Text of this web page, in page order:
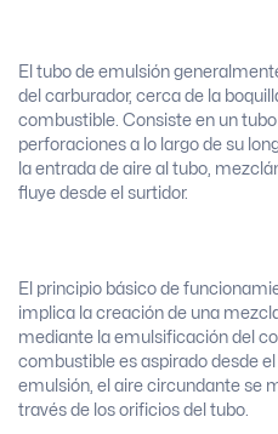
El tubo de emulsión
del carburador, cerca de la
combustible. Consiste en un
perforaciones a lo largo de su
la entrada de aire al tubo,
fluye desde el surtidor.
El principio básico de
implica la creación de una
mediante la emulsificación del
combustible es aspirado desde
emulsión, el aire circundante se
través de los orificios del tubo.